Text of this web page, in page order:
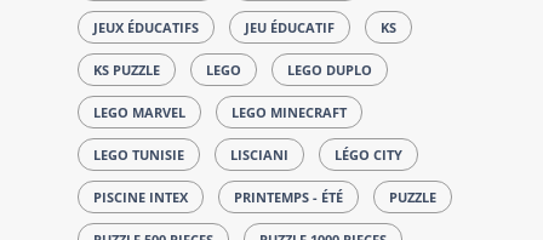
JEUX ÉDUCATIFS JEU ÉDUCATIF KS
KS PUZZLE LEGO LEGO DUPLO
LEGO MARVEL LEGO MINECRAFT
LEGO TUNISIE LISCIANI LÉGO CITY
PISCINE INTEX PRINTEMPS - ÉTÉ PUZZLE